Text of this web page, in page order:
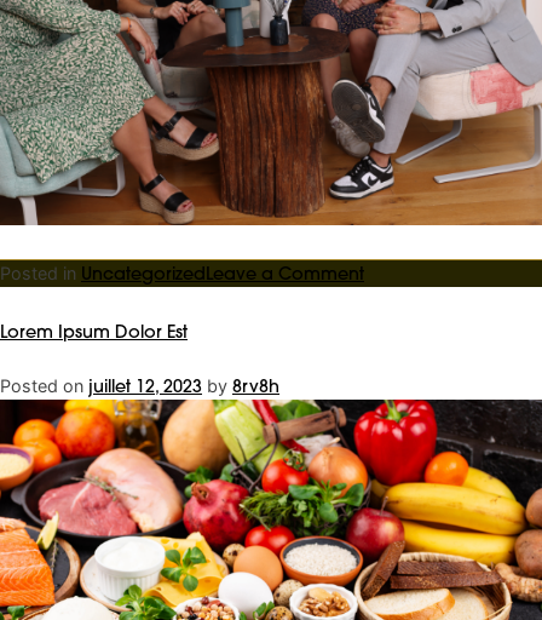
Accueil
Posted in UncategorizedLeave a Commenton
Bis
Lorem Ipsum Dolor Est
Posted on juillet 12, 2023 by 8rv8h